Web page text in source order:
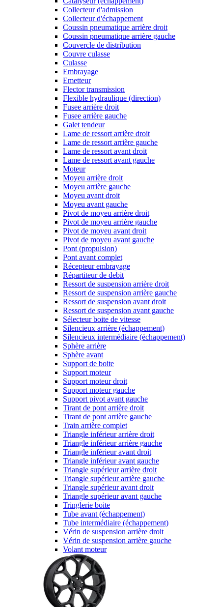
Collecteur d'admission
Collecteur d'échappement
Coussin pneumatique arrière droit
Coussin pneumatique arrière gauche
Couvercle de distribution
Couvre culasse
Culasse
Embrayage
Emetteur
Flector transmission
Flexible hydraulique (direction)
Fusee arrière droit
Fusee arrière gauche
Galet tendeur
Lame de ressort arrière droit
Lame de ressort arrière gauche
Lame de ressort avant droit
Lame de ressort avant gauche
Moteur
Moyeu arrière droit
Moyeu arrière gauche
Moyeu avant droit
Moyeu avant gauche
Pivot de moyeu arrière droit
Pivot de moyeu arrière gauche
Pivot de moyeu avant droit
Pivot de moyeu avant gauche
Pont (propulsion)
Pont avant complet
Récepteur embrayage
Répartiteur de debit
Ressort de suspension arrière droit
Ressort de suspension arrière gauche
Ressort de suspension avant droit
Ressort de suspension avant gauche
Sélecteur boite de vitesse
Silencieux arrière (échappement)
Silencieux intermédiaire (échappement)
Sphère arrière
Sphère avant
Support de boite
Support moteur
Support moteur droit
Support moteur gauche
Support pivot avant gauche
Tirant de pont arrière droit
Tirant de pont arrière gauche
Train arrière complet
Triangle inférieur arrière droit
Triangle inférieur arrière gauche
Triangle inférieur avant droit
Triangle inférieur avant gauche
Triangle supérieur arrière droit
Triangle supérieur arrière gauche
Triangle supérieur avant droit
Triangle supérieur avant gauche
Tringlerie boite
Tube avant (échappement)
Tube intermédiaire (échappement)
Vérin de suspension arrière droit
Vérin de suspension arrière gauche
Volant moteur